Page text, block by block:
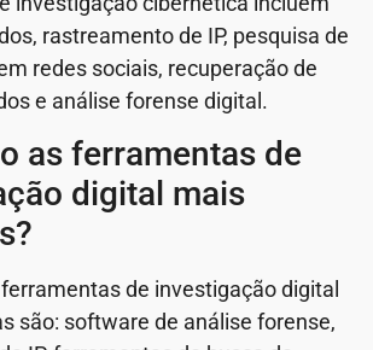
rastreamento de IP, pesquisa de
redes sociais, recuperação de
e análise forense digital.
as ferramentas de
digital mais
de investigação digital
são: software de análise forense,